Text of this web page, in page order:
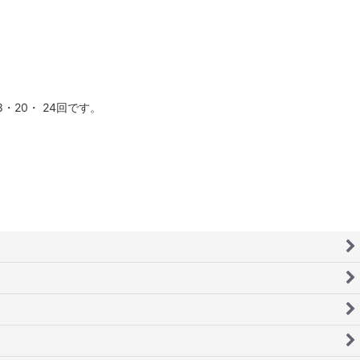
20・ 24回です。